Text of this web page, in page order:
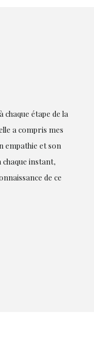
étape de la
a compris mes
empathie et son
instant,
de ce